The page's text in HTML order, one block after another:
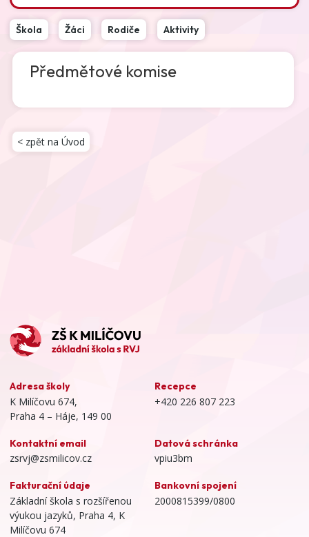
Škola Žáci Rodiče Aktivity
Předmětové komise
< zpět na Úvod
Adresa školy
K Milíčovu 674,
Praha 4 – Háje, 149 00
Recepce
+420 226 807 223
Kontaktní email
zsrvj@zsmilicov.cz
Datová schránka
vpiu3bm
Fakturační údaje
Základní škola s rozšířenou
výukou jazyků, Praha 4, K
Milíčovu 674
Bankovní spojení
2000815399/0800